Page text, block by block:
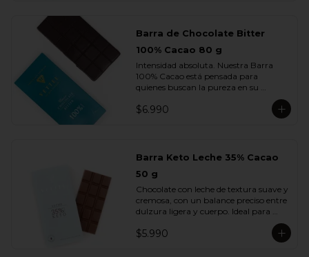
Barra de Chocolate Bitter
100% Cacao 80 g
Intensidad absoluta. Nuestra Barra
100% Cacao está pensada para
quienes buscan la pureza en su
firme, profundo, terroso y elegante, sin
cacao en su estado más auténtico, con
natural. Una barra creada para
verdaderos amantes del cacao.
$6.990
Barra Keto Leche 35% Cacao
50 g
Chocolate con leche de textura suave y
cremosa, con un balance preciso entre
dulzura ligera y cuerpo. Ideal para
quienes disfrutan del sabor del cacao
con leche sin perder la intensidad del
$5.990